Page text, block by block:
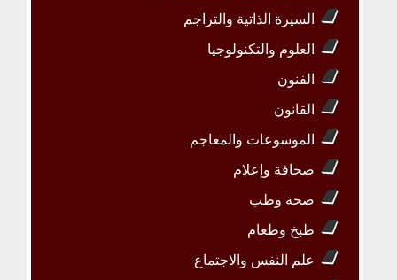
السيرة الذاتية والتراجم
العلوم والتكنولوجيا
الفنون
القانون
الموسوعات والمعاجم
صحافة وإعلام
صحة وطب
طبخ وطعام
علم النفس والاجتماع